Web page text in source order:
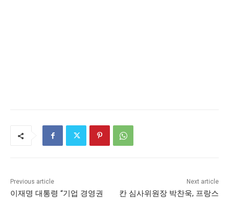
Previous article
이재명 대통령 “기업 경영권
Next article
칸 심사위원장 박찬욱, 프랑스